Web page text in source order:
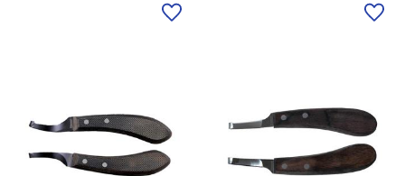
Tilføj til ønskeliste